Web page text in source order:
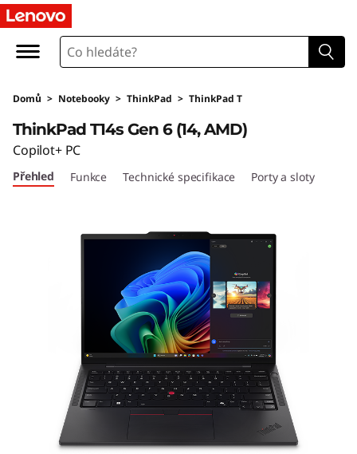
L
n
o
v
o
Domů > Notebooky > ThinkPad > ThinkPad T
ThinkPad T14s Gen 6 (14, AMD)
Copilot+ PC
Přehled Funkce Technické specifikace Porty a sloty